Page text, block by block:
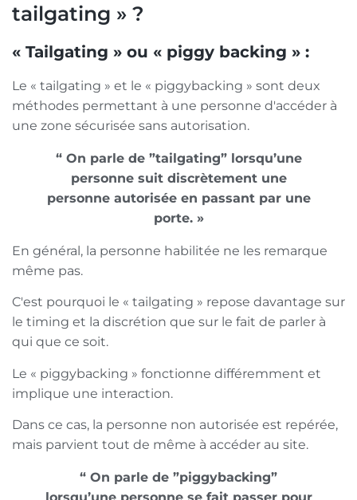
tailgating » ?
« Tailgating » ou « piggy backing » :
Le « tailgating » et le « piggybacking » sont deux
méthodes permettant à une personne d'accéder à
une zone sécurisée sans autorisation.
“ On parle de ”tailgating” lorsqu’une
personne suit discrètement une
personne autorisée en passant par une
porte. »
En général, la personne habilitée ne les remarque
même pas.
C'est pourquoi le « tailgating » repose davantage sur
le timing et la discrétion que sur le fait de parler à
qui que ce soit.
Le « piggybacking » fonctionne différemment et
implique une interaction.
Dans ce cas, la personne non autorisée est repérée,
mais parvient tout de même à accéder au site.
“ On parle de ”piggybacking”